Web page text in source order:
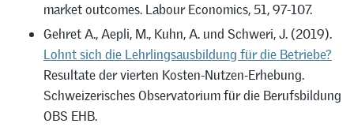
market outcomes. Labour Economics, 51, 97-107.
Gehret A., Aepli, M., Kuhn, A. und Schweri, J. (2019).
Lohnt sich die Lehrlingsausbildung für die Betriebe?
Resultate der vierten Kosten-Nutzen-Erhebung.
Schweizerisches Observatorium für die Berufsbildung
OBS EHB.